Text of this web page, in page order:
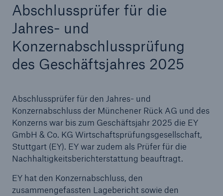
Abschlussprüfer für die
Jahres- und
Konzernabschlussprüfung
des Geschäftsjahres 2025
Abschlussprüfer für den Jahres- und
Konzernabschluss der Münchener Rück AG und des
Konzerns war bis zum Geschäftsjahr 2025 die EY
GmbH & Co. KG Wirtschaftsprüfungsgesellschaft,
Stuttgart (EY). EY war zudem als Prüfer für die
Nachhaltigkeitsberichterstattung beauftragt.
EY hat den Konzernabschluss, den
zusammengefassten Lagebericht sowie den
Lösungen
Sachdeckung durch einen leistungsfähigen
Rückversicherungspartner